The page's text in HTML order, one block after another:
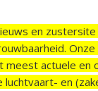
en
meest actuele en
luchtvaart- en